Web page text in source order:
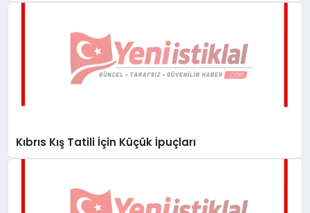
Kıbrıs Kış Tatili İçin Küçük İpuçları